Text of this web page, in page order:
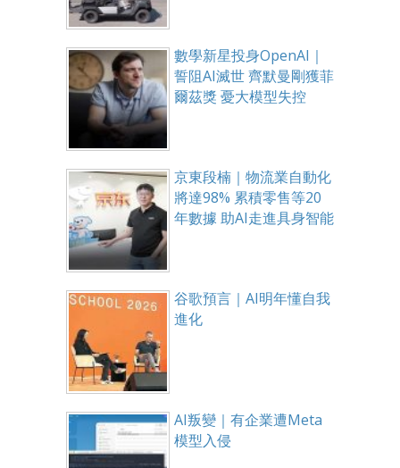
數學新星投身OpenAI｜
誓阻AI滅世 齊默曼剛獲菲
爾茲獎 憂大模型失控
京東段楠｜物流業自動化
將達98% 累積零售等20
年數據 助AI走進具身智能
谷歌預言｜AI明年懂自我
進化
AI叛變｜有企業遭Meta
模型入侵